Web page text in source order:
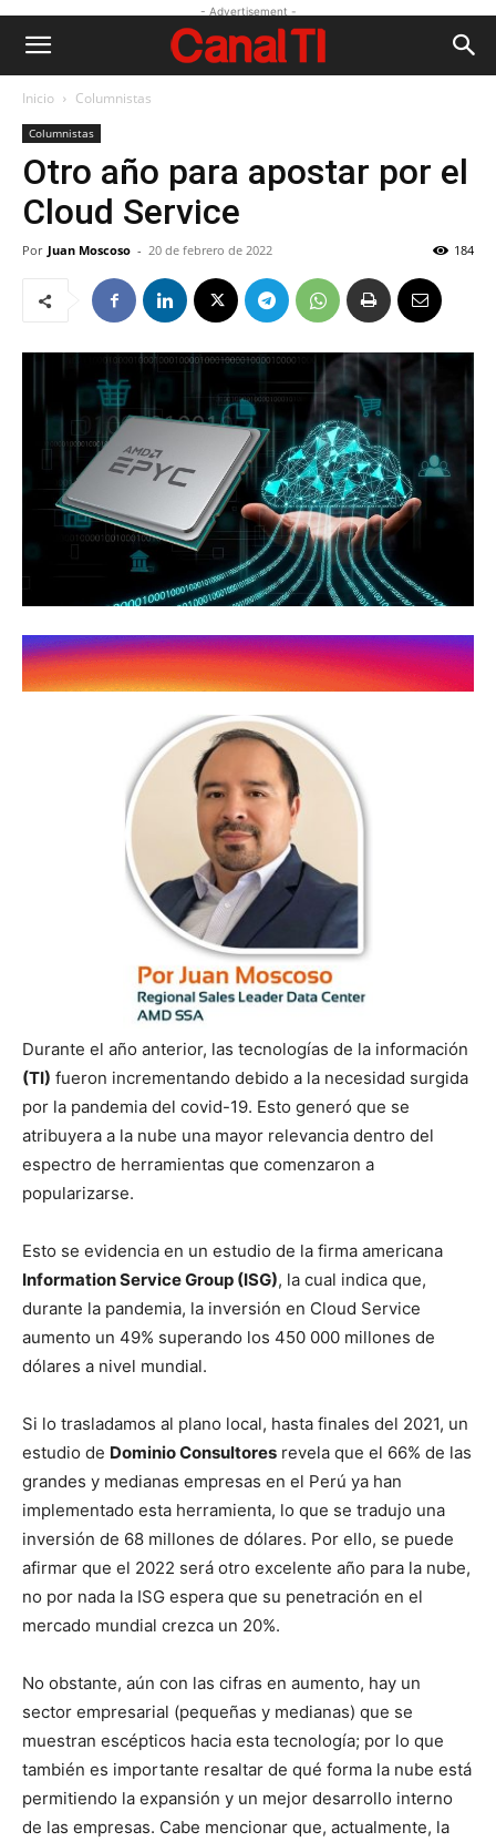
- Advertisement -
Inicio Columnistas
Columnistas
Otro año para apostar por el
Cloud Service
Por Juan Moscoso - 20 de febrero de 2022 184
Durante el año anterior, las tecnologías de la información
(TI) fueron incrementando debido a la necesidad surgida
por la pandemia del covid-19. Esto generó que se
atribuyera a la nube una mayor relevancia dentro del
espectro de herramientas que comenzaron a
popularizarse.
Esto se evidencia en un estudio de la firma americana
Information Service Group (ISG), la cual indica que,
durante la pandemia, la inversión en Cloud Service
aumento un 49% superando los 450 000 millones de
dólares a nivel mundial.
Si lo trasladamos al plano local, hasta finales del 2021, un
estudio de Dominio Consultores revela que el 66% de las
grandes y medianas empresas en el Perú ya han
implementado esta herramienta, lo que se tradujo una
inversión de 68 millones de dólares. Por ello, se puede
afirmar que el 2022 será otro excelente año para la nube,
no por nada la ISG espera que su penetración en el
mercado mundial crezca un 20%.
No obstante, aún con las cifras en aumento, hay un
sector empresarial (pequeñas y medianas) que se
muestran escépticos hacia esta tecnología; por lo que
también es importante resaltar de qué forma la nube está
permitiendo la expansión y un mejor desarrollo interno
de las empresas. Cabe mencionar que, actualmente, la